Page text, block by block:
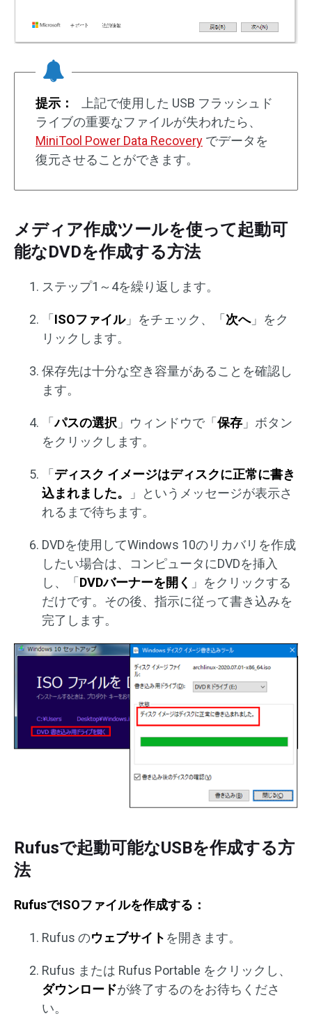
提示：
上記で使用した USB フラッシュド
ライブの重要なファイルが失われたら、
MiniTool Power Data Recovery でデータを
復元させることができます。
メディア作成ツールを使って起動可
能なDVDを作成する方法
ステップ1～4を繰り返します。
「ISOファイル」をチェック、「次へ」をク
リックします。
保存先は十分な空き容量があることを確認し
ます。
「パスの選択 」ウィンドウで「保存 」ボタン
をクリックします。
「ディスク イメージはディスクに正常に書き
込まれました。
」というメッセージが表示さ
れるまで待ちます。
DVDを使用してWindows 10のリカバリを作成
したい場合は、コンピュータにDVDを挿入
し、「DVDバーナーを開く 」をクリックする
だけです。その後、指示に従って書き込みを
完了します。
Rufusで起動可能なUSBを作成する方
法
RufusでISOファイルを作成する：
Rufus のウェブサイト を開きます。
Rufus または Rufus Portable をクリックし、
ダウンロードが終了するのをお待ちくださ
い。